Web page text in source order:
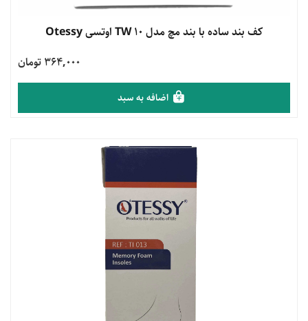
مشاهده محصول
کف بند ساده با بند مچ مدل TW 10 اوتسی Otessy
364,000 تومان
اضافه به سبد